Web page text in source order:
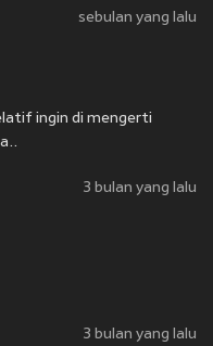
sebulan yang lalu
ingin di mengerti
3 bulan yang lalu
3 bulan yang lalu